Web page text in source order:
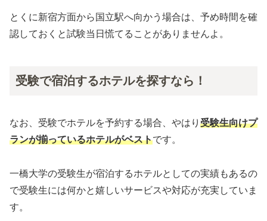
とくに新宿方面から国立駅へ向かう場合は、予め時間を確
認しておくと試験当日慌てることがありませんよ。
受験で宿泊するホテルを探すなら！
なお、受験でホテルを予約する場合、やはり 受験生向けプ
ランが揃っているホテルがベストです。
一橋大学の受験生が宿泊するホテルとしての実績もあるの
で受験生には何かと嬉しいサービスや対応が充実していま
す。